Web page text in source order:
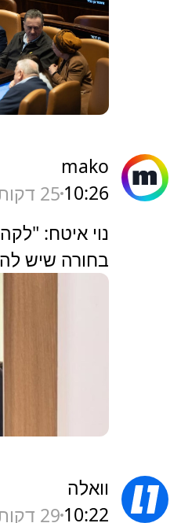
mako
10:26 25 דקות
נוי איטח:
בחורה שיש
וואלה
10:22 29 דקות